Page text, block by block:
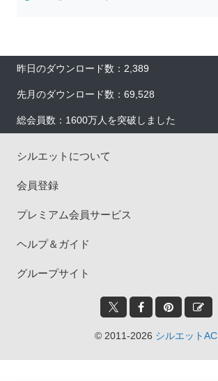
昨日のダウンロード数：2,389
先月のダウンロード数：69,528
総会員数：1600万人を突破しました
シルエットについて
会員登録
プレミアム会員サービス
ヘルプ＆ガイド
グループサイト
© 2011-2026 シルエットAC